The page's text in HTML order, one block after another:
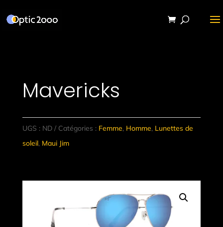
Mavericks
UGS : ND Catégories : Femme, Homme, Lunettes de
soleil, Maui Jim